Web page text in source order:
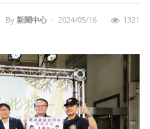
By 新聞中心 - 2024/05/16 1321